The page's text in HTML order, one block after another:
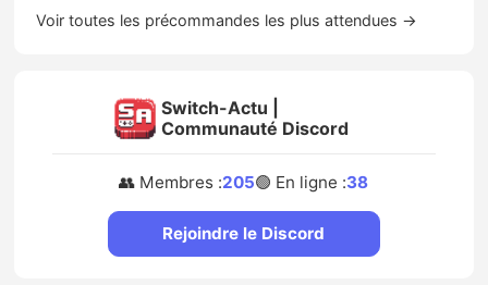
Voir toutes les précommandes les plus attendues →
Switch-Actu |
Communauté Discord
👥 Membres :205🟢 En ligne :38
Rejoindre le Discord